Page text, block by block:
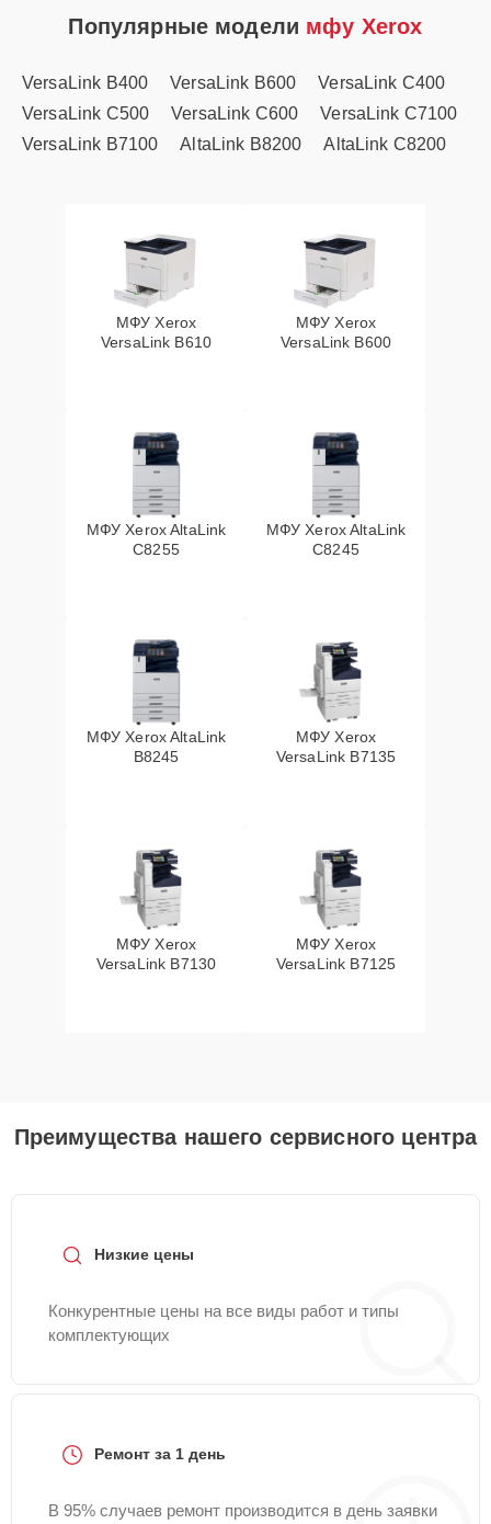
Популярные модели мфу Xerox
VersaLink B400 VersaLink B600
VersaLink C400
VersaLink C500
VersaLink C600
VersaLink C7100
VersaLink B7100
AltaLink B8200 AltaLink C8200
МФУ Xerox
VersaLink B610
МФУ Xerox
VersaLink B600
МФУ Xerox AltaLink
C8255
МФУ Xerox AltaLink
C8245
МФУ Xerox AltaLink
B8245
МФУ Xerox
VersaLink B7135
МФУ Xerox
VersaLink B7130
МФУ Xerox
VersaLink B7125
Преимущества нашего сервисного центра
Низкие цены
Конкурентные цены на все виды работ и типы
комплектующих
Ремонт за 1 день
В 95% случаев ремонт производится в день заявки